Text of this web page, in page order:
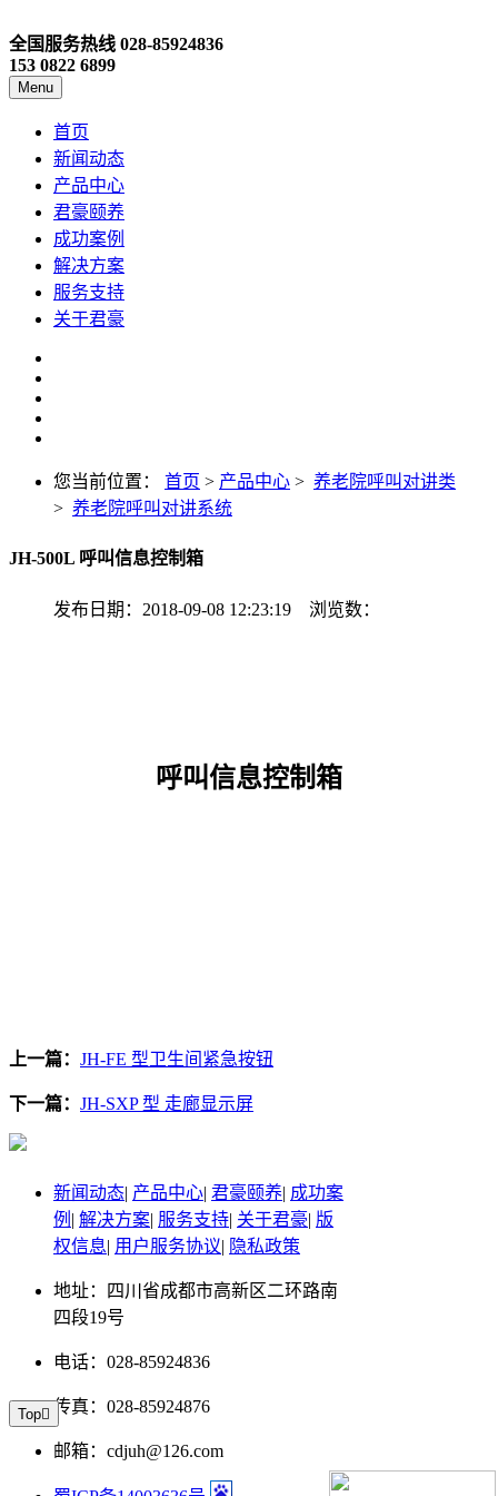
全国服务热线 028-85924836
153 0822 6899
Menu
首页
新闻动态
产品中心
君豪颐养
成功案例
解决方案
服务支持
关于君豪
您当前位置： 首页 > 产品中心 > 养老院呼叫对讲类
> 养老院呼叫对讲系统
JH-500L 呼叫信息控制箱
发布日期：2018-09-08 12:23:19 浏览数：
呼叫信息控制箱
上一篇： JH-FE 型卫生间紧急按钮
下一篇： JH-SXP 型 走廊显示屏
新闻动态| 产品中心| 君豪颐养| 成功案
例 | 解决方案| 服务支持| 关于君豪| 版
权信息| 用户服务协议| 隐私政策
地址：四川省成都市高新区二环路南
四段19号
电话：028-85924836
传真：028-85924876
邮箱：cdjuh@126.com
Top